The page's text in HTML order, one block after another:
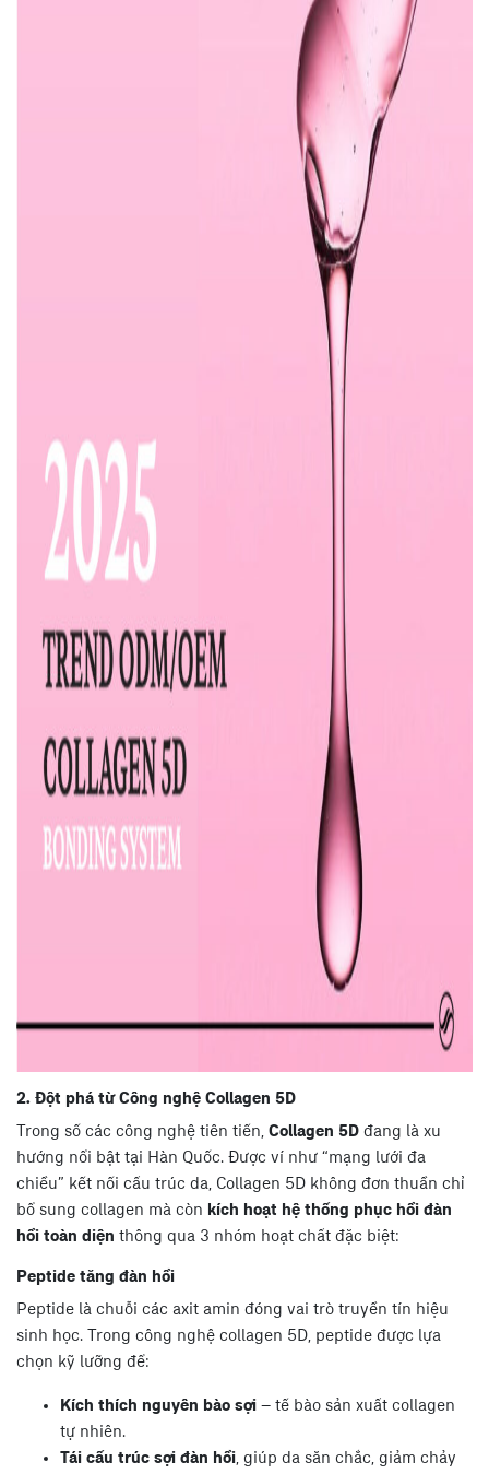
2. Đột phá từ Công nghệ Collagen 5D
Trong số các công nghệ tiên tiến, Collagen 5D đang là xu
hướng nổi bật tại Hàn Quốc. Được ví như “mạng lưới đa
chiều” kết nối cấu trúc da, Collagen 5D không đơn thuần chỉ
bổ sung collagen mà còn kích hoạt hệ thống phục hồi đàn
hồi toàn diện thông qua 3 nhóm hoạt chất đặc biệt:
Peptide tăng đàn hồi
Peptide là chuỗi các axit amin đóng vai trò truyền tín hiệu
sinh học. Trong công nghệ collagen 5D, peptide được lựa
chọn kỹ lưỡng để:
Kích thích nguyên bào sợi – tế bào sản xuất collagen
tự nhiên.
Tái cấu trúc sợi đàn hồi, giúp da săn chắc, giảm chảy